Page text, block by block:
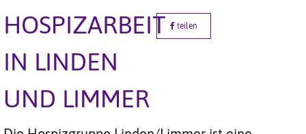
HOSPIZARBEIT
IN LINDEN
UND LIMMER
teilen